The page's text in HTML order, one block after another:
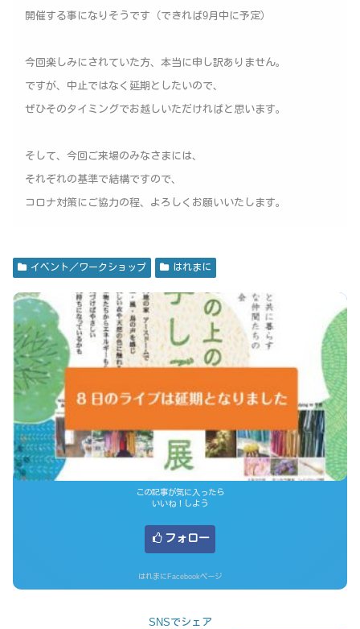
開催する事になりそうです（できれば9月中に予定）
今回楽しみにされていた方、本当に申し訳ありません。
ですが、中止ではなく延期としたいので、
ぜひそのタイミングでお越しいただければと思います。
そして、今回ご来場のみなさまには、
それぞれの基準で結構ですので、
コロナ対策にご協力の程、よろしくお願いいたします。
イベント／ワークショップ はれまに
この記事が気に入ったら
いいね！しよう
フォロー
はれまにFacebookページ
SNSでシェア